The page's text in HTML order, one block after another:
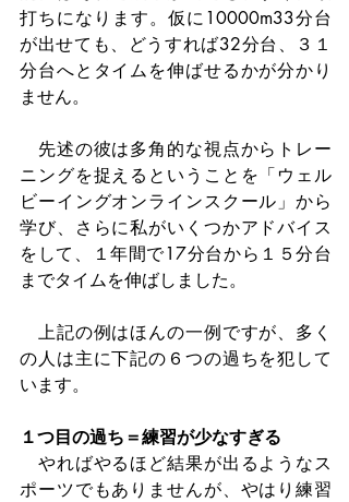
打ちになります。仮に10000m33分台
が出せても、どうすれば32分台、３１
分台へとタイムを伸ばせるかが分かり
ません。
先述の彼は多角的な視点からトレー
ニングを捉えるということを「ウェル
ビーイングオンラインスクール」から
学び、さらに私がいくつかアドバイス
をして、１年間で17分台から１５分台
までタイムを伸ばしました。
上記の例はほんの一例ですが、多く
の人は主に下記の６つの過ちを犯して
います。
１つ目の過ち＝練習が少なすぎる
やればやるほど結果が出るようなス
ポーツでもありませんが、やはり練習